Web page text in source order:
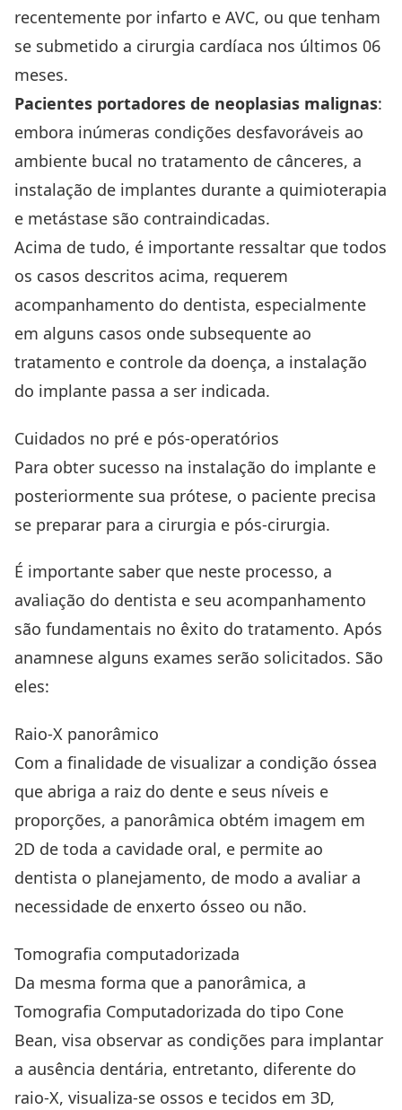
recentemente por infarto e AVC, ou que tenham
se submetido a cirurgia cardíaca nos últimos 06
meses.
Pacientes portadores de neoplasias malignas:
embora inúmeras condições desfavoráveis ao
ambiente bucal no tratamento de cânceres, a
instalação de implantes durante a quimioterapia
e metástase são contraindicadas.
Acima de tudo, é importante ressaltar que todos
os casos descritos acima, requerem
acompanhamento do dentista, especialmente
em alguns casos onde subsequente ao
tratamento e controle da doença, a instalação
do implante passa a ser indicada.
Cuidados no pré e pós-operatórios
Para obter sucesso na instalação do implante e
posteriormente sua prótese, o paciente precisa
se preparar para a cirurgia e pós-cirurgia.
É importante saber que neste processo, a
avaliação do dentista e seu acompanhamento
são fundamentais no êxito do tratamento. Após
anamnese alguns exames serão solicitados. São
eles:
Raio-X panorâmico
Com a finalidade de visualizar a condição óssea
que abriga a raiz do dente e seus níveis e
proporções, a panorâmica obtém imagem em
2D de toda a cavidade oral, e permite ao
dentista o planejamento, de modo a avaliar a
necessidade de enxerto ósseo ou não.
Tomografia computadorizada
Da mesma forma que a panorâmica, a
Tomografia Computadorizada do tipo Cone
Bean, visa observar as condições para implantar
a ausência dentária, entretanto, diferente do
raio-X, visualiza-se ossos e tecidos em 3D,